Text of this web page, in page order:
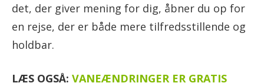
det, der giver mening for dig, åbner du op for
en rejse, der er både mere tilfredsstillende og
holdbar.
LÆS OGSÅ: VANEÆNDRINGER ER GRATIS